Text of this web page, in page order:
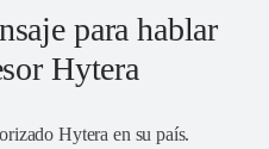
para hablar
Hytera
Hytera en su país.